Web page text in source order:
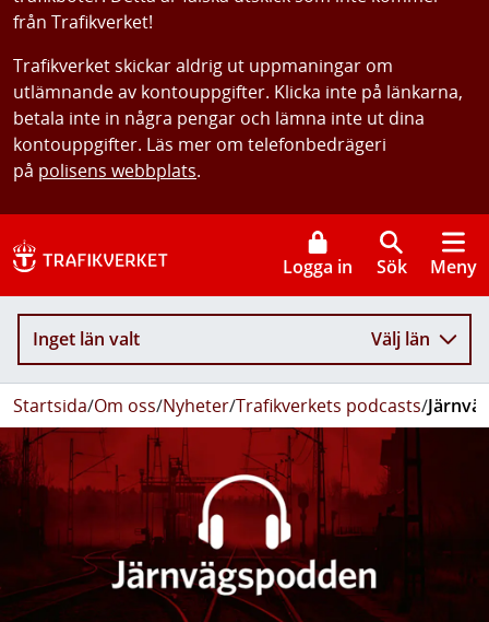
från Trafikverket!
Trafikverket skickar aldrig ut uppmaningar om
utlämnande av kontouppgifter. Klicka inte på länkarna,
betala inte in några pengar och lämna inte ut dina
kontouppgifter. Läs mer om telefonbedrägeri
på polisens webbplats.
Logga in Sök Meny
Inget län valt Välj län
Startsida/Om oss/Nyheter/Trafikverkets podcasts/